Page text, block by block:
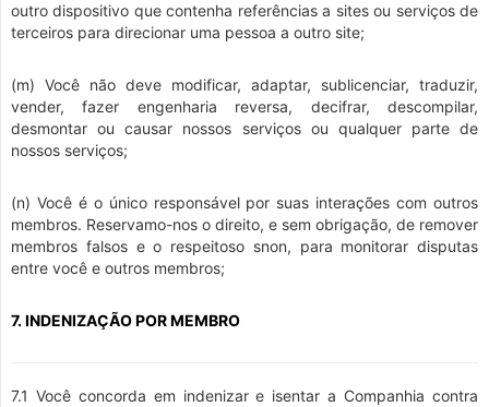
outro dispositivo que contenha referências a sites ou serviços de
terceiros para direcionar uma pessoa a outro site;
(m) Você não deve modificar, adaptar, sublicenciar, traduzir,
vender, fazer engenharia reversa, decifrar, descompilar,
desmontar ou causar nossos serviços ou qualquer parte de
nossos serviços;
(n) Você é o único responsável por suas interações com outros
membros. Reservamo-nos o direito, e sem obrigação, de remover
membros falsos e o respeitoso snon, para monitorar disputas
entre você e outros membros;
7. INDENIZAÇÃO POR MEMBRO
7.1 Você concorda em indenizar e isentar a Companhia contra